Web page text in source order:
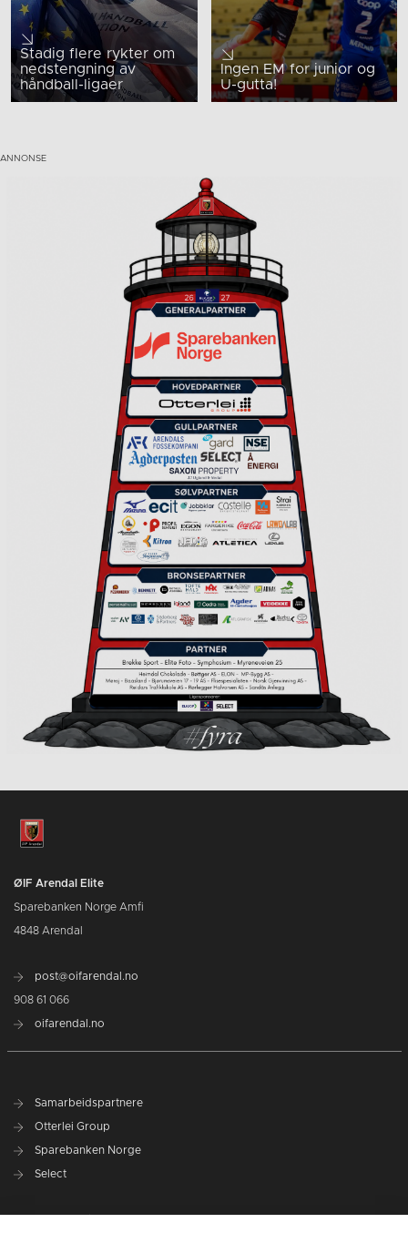
Stadig flere rykter om
nedstengning av
håndball-ligaer
Ingen EM for junior og
U-gutta!
ØIF Arendal Elite
Sparebanken Norge Amfi
4848 Arendal
post@oifarendal.no
908 61 066
oifarendal.no
Samarbeidspartnere
Otterlei Group
Sparebanken Norge
Select